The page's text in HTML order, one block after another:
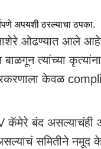
अपयशी ठरल्याचा ठपका.
ओढण्यात आले
त्यांच्या
केवळ
कॅमेरे बंद
समितीने